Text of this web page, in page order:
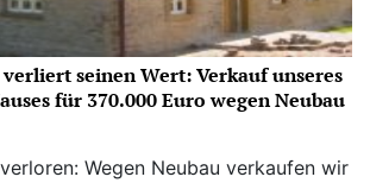
verliert seinen Wert: Verkauf unseres
für 370.000 Euro wegen Neubau
Wegen Neubau verkaufen wir